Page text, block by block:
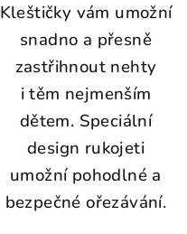
Kleštičky vám umožní
snadno a přesně
zastřihnout nehty
i těm nejmenším
dětem. Speciální
design rukojeti
umožní pohodlné a
bezpečné ořezávání.